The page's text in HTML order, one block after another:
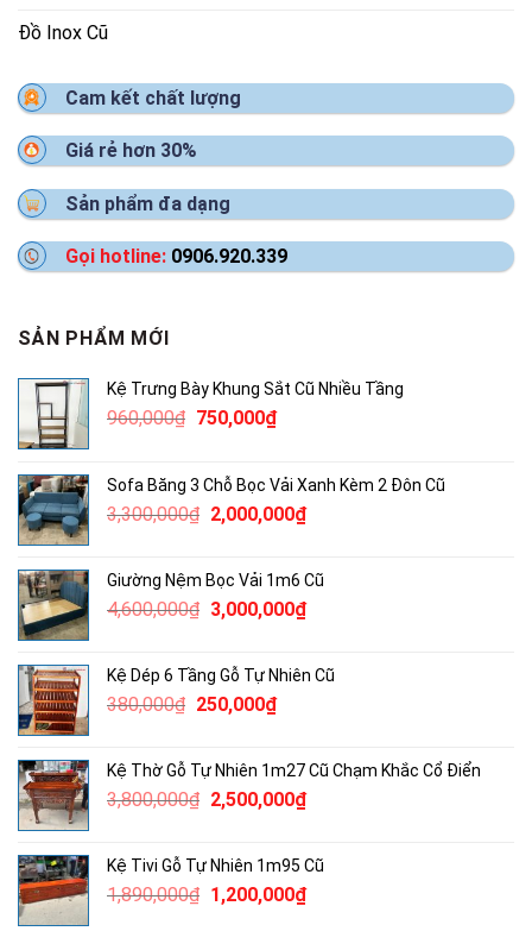
Đồ Inox Cũ
Cam kết chất lượng
Giá rẻ hơn 30%
Sản phẩm đa dạng
Gọi hotline: 0906.920.339
SẢN PHẨM MỚI
Kệ Trưng Bày Khung Sắt Cũ Nhiều Tầng
960,000₫ Giá
960,000₫.
750,000₫Giá
là:
750,000₫.
Sofa Băng 3 Chỗ Bọc Vải Xanh Kèm 2 Đôn Cũ
3,300,000₫ Giá
3,300,000₫.
2,000,000₫Giá
là:
2,000,000₫.
Giường Nệm Bọc Vải 1m6 Cũ
4,600,000₫ Giá
4,600,000₫.
3,000,000₫Giá
là:
Kệ Dép 6 Tầng Gỗ Tự Nhiên Cũ
380,000₫ Giá
380,000₫.
250,000₫Giá
là:
250,000₫.
Kệ Thờ Gỗ Tự Nhiên 1m27 Cũ Chạm Khắc Cổ Điển
3,800,000₫ Giá
3,800,000₫.
2,500,000₫Giá
là:
2,500,000₫.
Kệ Tivi Gỗ Tự Nhiên 1m95 Cũ
1,890,000₫ Giá
1,200,000₫Giá